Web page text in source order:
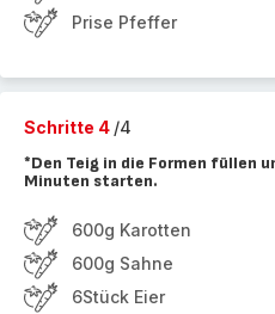
Prise Pfeffer
Schritte 4 /4
*Den Teig in die Formen füllen
Minuten starten.
600g Karotten
600g Sahne
6Stück Eier